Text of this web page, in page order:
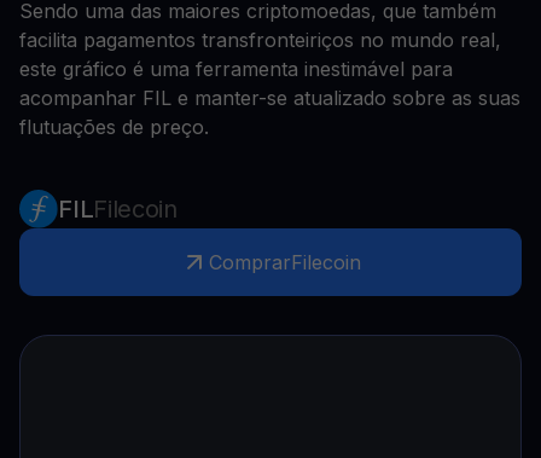
Sendo uma das maiores criptomoedas, que também
facilita pagamentos transfronteiriços no mundo real,
este gráfico é uma ferramenta inestimável para
acompanhar FIL e manter-se atualizado sobre as suas
flutuações de preço.
FILFilecoin
ComprarFilecoin